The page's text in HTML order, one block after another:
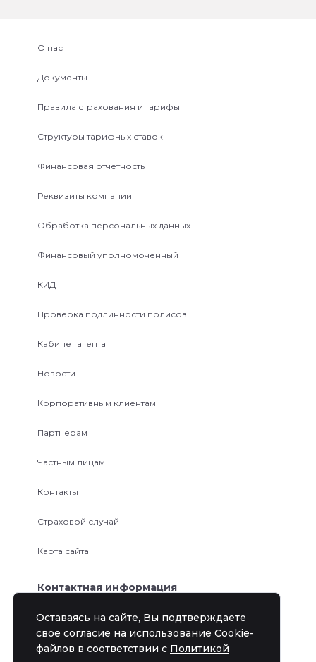
О нас
Документы
Правила страхования и тарифы
Структуры тарифных ставок
Финансовая отчетность
Реквизиты компании
Обработка персональных данных
Финансовый уполномоченный
КИД
Проверка подлинности полисов
Кабинет агента
Новости
Корпоративным клиентам
Партнерам
Частным лицам
Контакты
Страховой случай
Карта сайта
Контактная информация
+7 495 118 25 55
Оставаясь на сайте, Вы подтверждаете
свое согласие на использование Cookie-
файлов в соответствии с Политикой